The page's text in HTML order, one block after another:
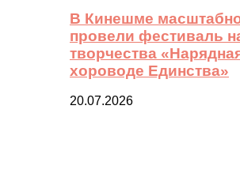
В Кинешме
провели фестиваль
творчества
хороводе Единства»
20.07.2026